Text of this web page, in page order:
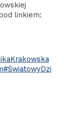
linkiem:
#ŚwiatowyDzi